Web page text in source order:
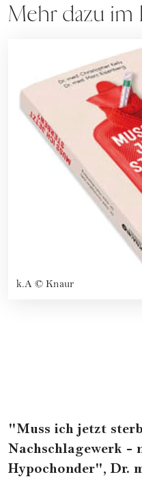
Mehr dazu im
k.A © Knaur
"Muss ich jetzt
Nachschlagewerk -
Hypochonder", Dr.